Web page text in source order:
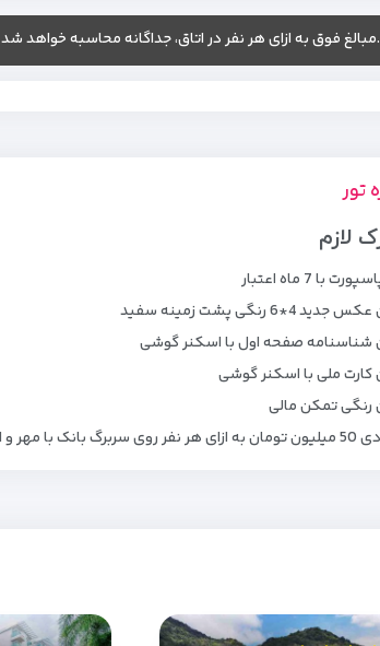
.مبالغ فوق به ازای هر نفر در اتاق، جداگانه محاسبه خواهد شد
تور
لازم
با 7 ماه اعتبار
4*6 رنگی پشت زمینه سفید
صفحه اول با اسکنر گوشی
ملی با اسکنر گوشی
تمکن مالی
بانک با مهر و امضا